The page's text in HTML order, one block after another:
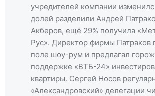
учредителей компании
долей разделили Андрей
Акберов, ещё 29% получила
Рус». Директор фирмы Патраков
поле шоу-рум и предлагал
поддержке «ВТБ-24»
квартиры. Сергей Носов
«Александровский» делегации